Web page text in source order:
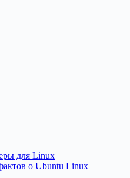
для Linux
о Ubuntu Linux